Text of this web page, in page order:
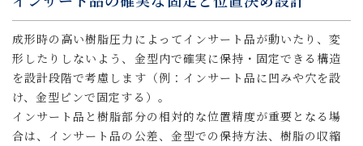
成形時の高い樹脂圧力によってインサート品が動いたり、変
形したりしないよう、金型内で確実に保持・固定できる構造
を設計段階で考慮します（例：インサート品に凹みや穴を設
け、金型ピンで固定する）。
インサート品と樹脂部分の相対的な位置精度が重要となる場
合は、インサート品の公差、金型での保持方法、樹脂の収縮